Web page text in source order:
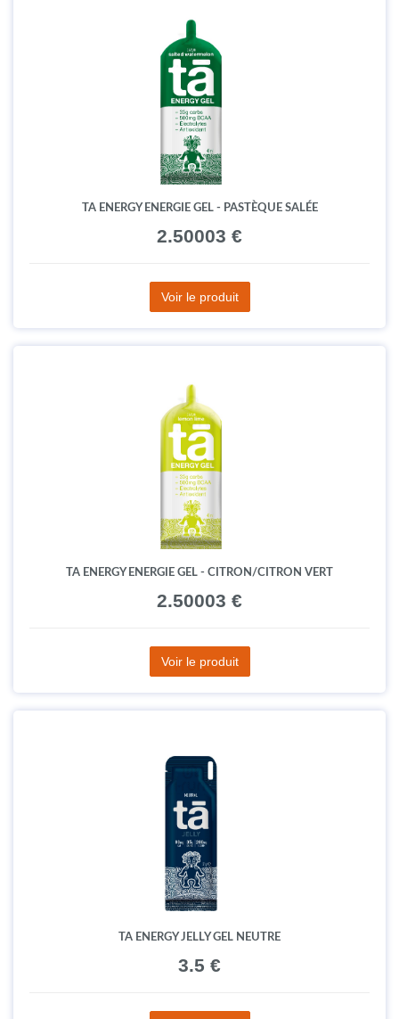
TA ENERGY ENERGIE GEL - PASTÈQUE SALÉE
2.50003 €
Voir le produit
TA ENERGY ENERGIE GEL - CITRON/CITRON VERT
2.50003 €
Voir le produit
TA ENERGY JELLY GEL NEUTRE
3.5 €